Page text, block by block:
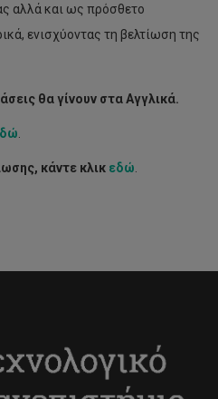
αλλά και ως πρόσθετο
ενισχύοντας τη βελτίωση της
θα γίνουν στα Αγγλικά.
κάντε κλικ εδώ